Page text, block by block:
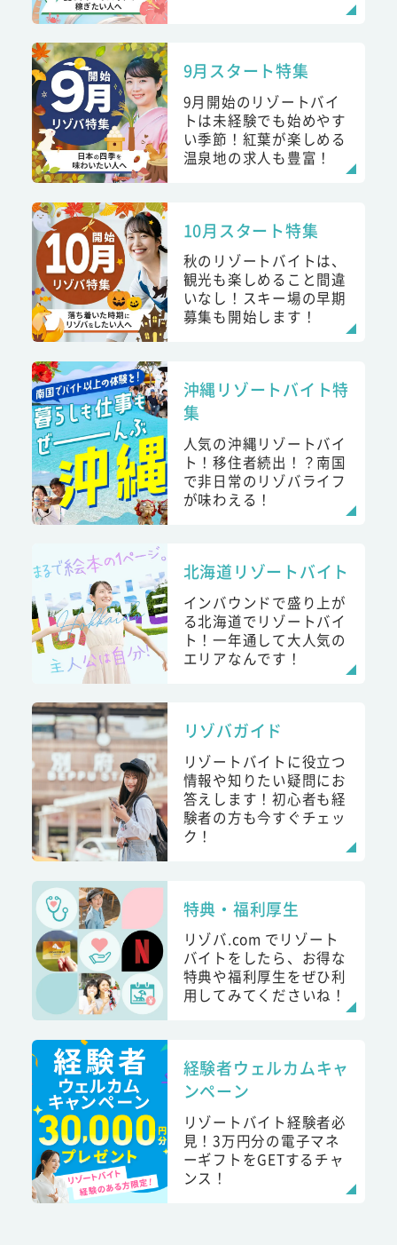
9月スタート特集
9月開始のリゾートバイ
トは未経験でも始めやす
い季節！紅葉が楽しめる
温泉地の求人も豊富！
10月スタート特集
秋のリゾートバイトは、
観光も楽しめること間違
いなし！スキー場の早期
募集も開始します！
沖縄リゾートバイト特
集
人気の沖縄リゾートバイ
ト！移住者続出！？南国
で非日常のリゾバライフ
が味わえる！
北海道リゾートバイト
インバウンドで盛り上が
る北海道でリゾートバイ
ト！一年通して大人気の
エリアなんです！
リゾバガイド
リゾートバイトに役立つ
情報や知りたい疑問にお
答えします！初心者も経
験者の方も今すぐチェッ
ク！
特典・福利厚生
リゾバ.com でリゾート
バイトをしたら、お得な
特典や福利厚生をぜひ利
用してみてくださいね！
経験者ウェルカムキャ
ンペーン
リゾートバイト経験者必
見！3万円分の電子マネ
ーギフトをGETするチャ
ンス！